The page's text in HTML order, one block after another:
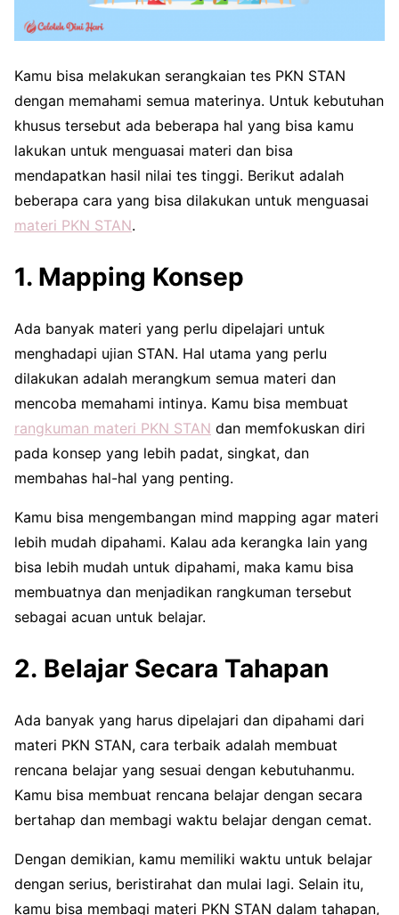
Kamu bisa melakukan serangkaian tes PKN STAN
dengan memahami semua materinya. Untuk kebutuhan
khusus tersebut ada beberapa hal yang bisa kamu
lakukan untuk menguasai materi dan bisa
mendapatkan hasil nilai tes tinggi. Berikut adalah
beberapa cara yang bisa dilakukan untuk menguasai
materi PKN STAN.
1. Mapping Konsep
Ada banyak materi yang perlu dipelajari untuk
menghadapi ujian STAN. Hal utama yang perlu
dilakukan adalah merangkum semua materi dan
mencoba memahami intinya. Kamu bisa membuat
rangkuman materi PKN STAN dan memfokuskan diri
pada konsep yang lebih padat, singkat, dan
membahas hal-hal yang penting.
Kamu bisa mengembangan mind mapping agar materi
lebih mudah dipahami. Kalau ada kerangka lain yang
bisa lebih mudah untuk dipahami, maka kamu bisa
membuatnya dan menjadikan rangkuman tersebut
sebagai acuan untuk belajar.
2. Belajar Secara Tahapan
Ada banyak yang harus dipelajari dan dipahami dari
materi PKN STAN, cara terbaik adalah membuat
rencana belajar yang sesuai dengan kebutuhanmu.
Kamu bisa membuat rencana belajar dengan secara
bertahap dan membagi waktu belajar dengan cemat.
Dengan demikian, kamu memiliki waktu untuk belajar
dengan serius, beristirahat dan mulai lagi. Selain itu,
kamu bisa membagi materi PKN STAN dalam tahapan,